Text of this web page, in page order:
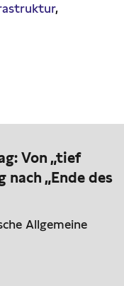
Von „tief
nach „Ende des
Allgemeine